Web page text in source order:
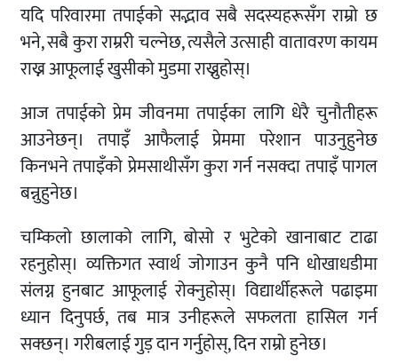
यदि परिवारमा तपाईको सद्भाव सबै सदस्यहरूसँग राम्रो छ
भने, सबै कुरा राम्ररी चल्नेछ, त्यसैले उत्साही वातावरण कायम
राख्न आफूलाई खुसीको मुडमा राख्नुहोस्।
आज तपाईको प्रेम जीवनमा तपाईका लागि धेरै चुनौतीहरू
आउनेछन्। तपाइँ आफैलाई प्रेममा परेशान पाउनुहुनेछ
किनभने तपाइँको प्रेमसाथीसँग कुरा गर्न नसक्दा तपाइँ पागल
बन्नुहुनेछ।
चम्किलो छालाको लागि, बोसो र भुटेको खानाबाट टाढा
रहनुहोस्। व्यक्तिगत स्वार्थ जोगाउन कुनै पनि धोखाधडीमा
संलग्न हुनबाट आफूलाई रोक्नुहोस्। विद्यार्थीहरूले पढाइमा
ध्यान दिनुपर्छ, तब मात्र उनीहरूले सफलता हासिल गर्न
सक्छन्। गरीबलाई गुड़ दान गर्नुहोस्, दिन राम्रो हुनेछ।